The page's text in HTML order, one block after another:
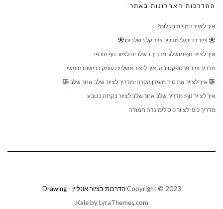
ההדרכות האחרונות באתר:
איך לאייר דמויות בקלות?
ציור כדורגל: מדריך ציור קל בשלבים
איך לצייר נוף מושלג: מדריך בשלבים לציור נוף חורפי
מדריך ציור פרספקטיבה: איך ליצור אשליית עומק ברישום חופשי
איך לצייר את סיד מעידן הקרח: מדריך לציור שלב אחר שלב
איך לצייר נוף: מדריך שלב אחר שלב לציור בקתה בטבע
מדריך כיפי לציור כוס לימונדה חמודה
Copyright © 2023 הדרכות בציור אונליין - Drawing
Kaleby LyraThemes.com.